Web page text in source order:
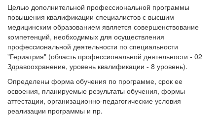
Целью дополнительной профессиональной программы
повышения квалификации специалистов с высшим
медицинским образованием является совершенствование
компетенций, необходимых для осуществления
профессиональной деятельности по специальности
"Гериатрия" (область профессиональной деятельности - 02
Здравоохранение, уровень квалификации - 8 уровень).
Определены форма обучения по программе, срок ее
освоения, планируемые результаты обучения, формы
аттестации, организационно-педагогические условия
реализации программы и пр.